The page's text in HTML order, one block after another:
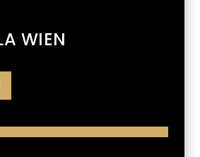
WIEN